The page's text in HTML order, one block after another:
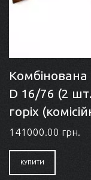
D 16/76 (2
горіх
141000.00 грн.
КУПИТИ